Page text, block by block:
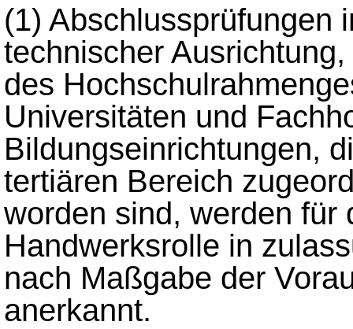
(1) Abschlussprüfungen
technischer
des
Universitäten und
Bildungseinrichtungen,
tertiären Bereich
worden sind, werden für
Handwerksrolle in
nach Maßgabe der
anerkannt.